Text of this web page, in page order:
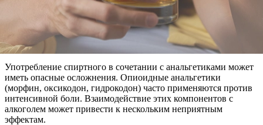
Употребление спиртного в сочетании с анальгетиками может
иметь опасные осложнения. Опиоидные анальгетики
(морфин, оксикодон, гидрокодон) часто применяются против
интенсивной боли. Взаимодействие этих компонентов с
алкоголем может привести к нескольким неприятным
эффектам.